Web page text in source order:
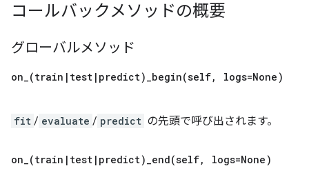
コールバックメソッドの概要
グローバルメソッド
on_(train | test | predict)_begin(self, logs=None)
fit / evaluate / predict の先頭で呼び出されます。
on_(train | test | predict)_end(self, logs=None)